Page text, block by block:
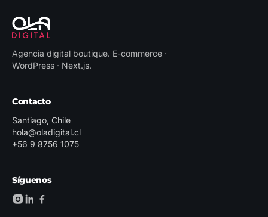
Agencia digital boutique. E-commerce ·
WordPress · Next.js.
Contacto
Santiago, Chile
hola@oladigital.cl
+56 9 8756 1075
Síguenos